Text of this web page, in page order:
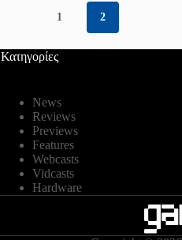
1 2
Κατηγορίες
News
Reviews
Previews
Features
Webcasts
Vidcasts
Hardware